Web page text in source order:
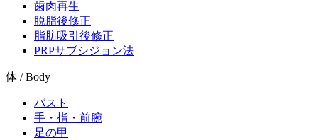
歯肉再生
脱脂後修正
脂肪吸引後修正
PRPサブシジョン法
体 / Body
バスト
手・指・前腕
足の甲